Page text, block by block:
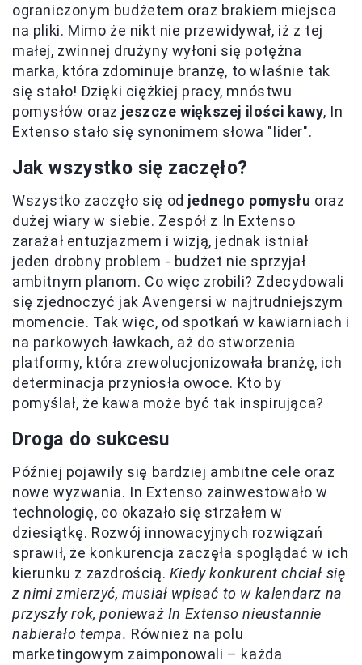
ograniczonym budżetem oraz brakiem miejsca
na pliki. Mimo że nikt nie przewidywał, iż z tej
małej, zwinnej drużyny wyłoni się potężna
marka, która zdominuje branżę, to właśnie tak
się stało! Dzięki ciężkiej pracy, mnóstwu
pomysłów oraz jeszcze większej ilości kawy, In
Extenso stało się synonimem słowa "lider".
Jak wszystko się zaczęło?
Wszystko zaczęło się od jednego pomysłu oraz
dużej wiary w siebie. Zespół z In Extenso
zarażał entuzjazmem i wizją, jednak istniał
jeden drobny problem - budżet nie sprzyjał
ambitnym planom. Co więc zrobili? Zdecydowali
się zjednoczyć jak Avengersi w najtrudniejszym
momencie. Tak więc, od spotkań w kawiarniach i
na parkowych ławkach, aż do stworzenia
platformy, która zrewolucjonizowała branżę, ich
determinacja przyniosła owoce. Kto by
pomyślał, że kawa może być tak inspirująca?
Droga do sukcesu
Później pojawiły się bardziej ambitne cele oraz
nowe wyzwania. In Extenso zainwestowało w
technologię, co okazało się strzałem w
dziesiątkę. Rozwój innowacyjnych rozwiązań
sprawił, że konkurencja zaczęła spoglądać w ich
kierunku z zazdrością. Kiedy konkurent chciał się
z nimi zmierzyć, musiał wpisać to w kalendarz na
przyszły rok, ponieważ In Extenso nieustannie
nabierało tempa. Również na polu
marketingowym zaimponowali – każda